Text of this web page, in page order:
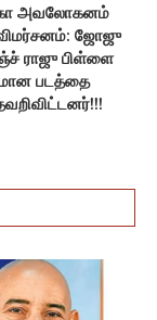
அவலோகனம்
ஜோஜு
ராஜு பிள்ளை
படத்தை